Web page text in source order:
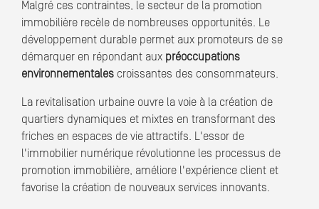
Malgré ces contraintes, le secteur de la promotion
immobilière recèle de nombreuses opportunités. Le
développement durable permet aux promoteurs de se
démarquer en répondant aux préoccupations
environnementales croissantes des consommateurs.
La revitalisation urbaine ouvre la voie à la création de
quartiers dynamiques et mixtes en transformant des
friches en espaces de vie attractifs. L'essor de
l'immobilier numérique révolutionne les processus de
promotion immobilière, améliore l'expérience client et
favorise la création de nouveaux services innovants.